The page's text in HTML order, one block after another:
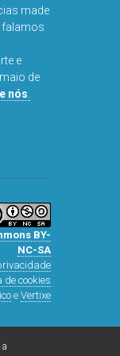
made
falamos
e
de
nós
BY-
NC-SA
de cookies
e Vertixe